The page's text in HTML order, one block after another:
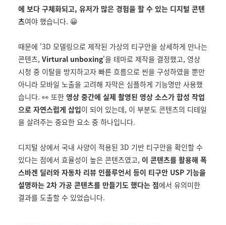
에 보다 구체화되고, 유저가 많은 경험을 할 수 있는 디지털 콘텐
츠여야 했습니다. 😀
때문에 '3D 모델링으로 제작된 가상의 티구안을 상세하게 만나는
콘텐츠, Virtural unboxing'을 테마로 제작을 결정했고, 영상
시청 중 이탈을 방지하고자 빠른 흐름으로 씬을 구성하였을 뿐만
아니라 모바일 노출을 고려해 자막은 심플하게 기능명만 사용했
습니다. 👀 또한 영상 중간에 실제 촬영된 영상 소스가 합성 작업
으로 자연스럽게 삽입이 되어 있는데, 이 부분도 콘텐츠의 디테일
을 살려주는 중요한 요소 중 하나입니다.
디지털 상에서 국내 사양이 적용된 3D 기반 티구안을 확인할 수
있다는 점에서 효율성이 높은 콘텐츠였고, 이 콘텐츠를 활용해 폭
스바겐 딜러와 자동차 리뷰 인플루언서 등이 티구안 USP 기능을
설명하는 2차 가공 콘텐츠를 만들기도 했다는 점에서 유의미한
결과를 도출할 수 있었습니다.